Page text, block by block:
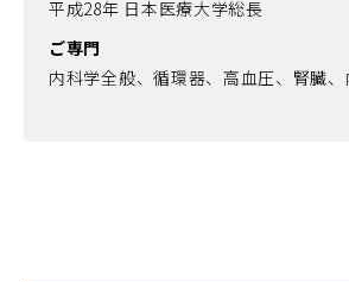
平成28年 日本医療大学総長
ご専門
内科学全般、循環器、高血圧、腎臓